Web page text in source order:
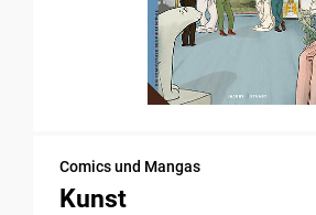
Comics und Mangas
Kunst